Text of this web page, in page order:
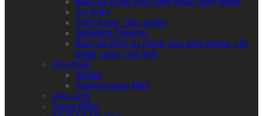
Sự Kiện
Thời trang- Sản phẩm
Wedding Planner
Báo giá dịch vụ chỉnh sửa ảnh online, cắt
ghép, phục chế ảnh
Cho thuê
Studio
Trường quay Mini
Váy cưới
Trang điểm